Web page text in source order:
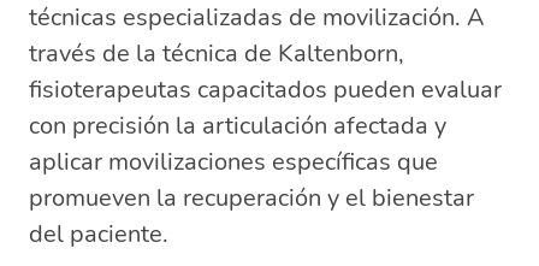
técnicas especializadas de movilización. A
través de la técnica de Kaltenborn,
fisioterapeutas capacitados pueden evaluar
con precisión la articulación afectada y
aplicar movilizaciones específicas que
promueven la recuperación y el bienestar
del paciente.